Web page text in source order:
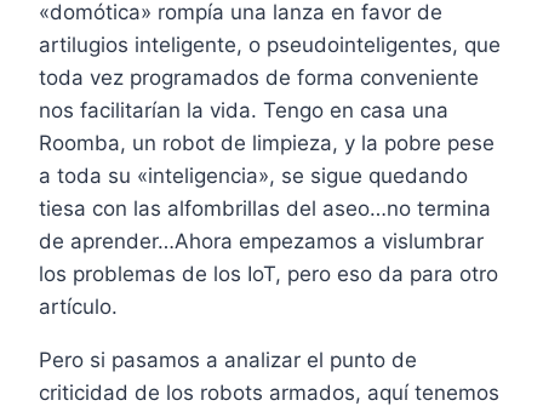
«domótica» rompía una lanza en favor de
artilugios inteligente, o pseudointeligentes, que
toda vez programados de forma conveniente
nos facilitarían la vida. Tengo en casa una
Roomba, un robot de limpieza, y la pobre pese
a toda su «inteligencia», se sigue quedando
tiesa con las alfombrillas del aseo…no termina
de aprender…Ahora empezamos a vislumbrar
los problemas de los IoT, pero eso da para otro
artículo.
Pero si pasamos a analizar el punto de
criticidad de los robots armados, aquí tenemos